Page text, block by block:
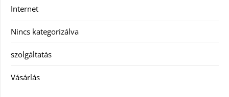
Internet
Nincs kategorizálva
szolgáltatás
Vásárlás